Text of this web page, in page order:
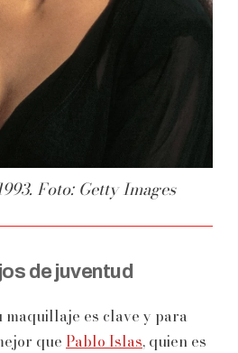
Foto: Getty Images
de juventud
maquillaje es clave y para
que Pablo Islas, quien es